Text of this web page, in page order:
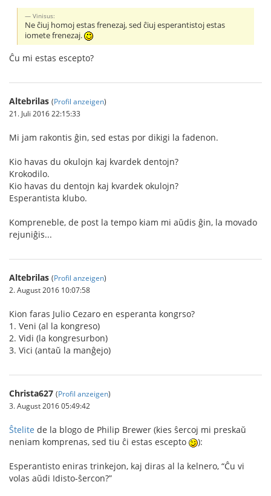
Vinisus:
Ne ĉiuj homoj estas frenezaj, sed ĉiuj esperantistoj estas
iomete frenezaj.
Ĉu mi estas escepto?
Altebrilas (Profil anzeigen)
21. Juli 2016 22:15:33
Mi jam rakontis ĝin, sed estas por dikigi la fadenon.
Kio havas du okulojn kaj kvardek dentojn?
Krokodilo.
Kio havas du dentojn kaj kvardek okulojn?
Esperantista klubo.
Kompreneble, de post la tempo kiam mi aŭdis ĝin, la movado
rejuniĝis...
Altebrilas (Profil anzeigen)
2. August 2016 10:07:58
Kion faras Julio Cezaro en esperanta kongrso?
1. Veni (al la kongreso)
2. Vidi (la kongresurbon)
3. Vici (antaŭ la manĝejo)
Christa627 (Profil anzeigen)
3. August 2016 05:49:42
Ŝtelite de la blogo de Philip Brewer (kies ŝercoj mi preskaŭ
neniam komprenas, sed tiu ĉi estas escepto
):
Esperantisto eniras trinkejon, kaj diras al la kelnero, “Ĉu vi
volas aŭdi Idisto-ŝercon?”